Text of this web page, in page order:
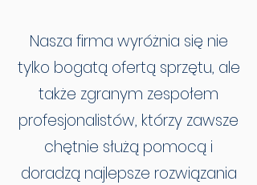
Nasza firma wyróżnia się nie
tylko bogatą ofertą sprzętu, ale
także zgranym zespołem
profesjonalistów, którzy zawsze
chętnie służą pomocą i
doradzą najlepsze rozwiązania